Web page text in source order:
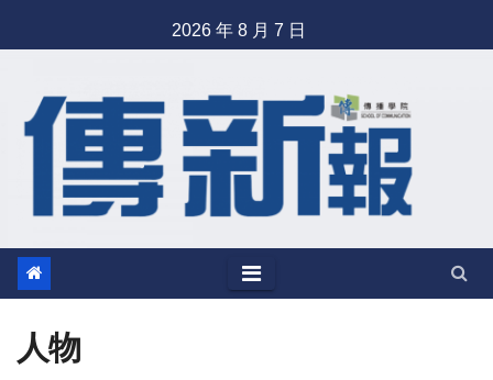
to
2026 年 8 月 7 日
人物